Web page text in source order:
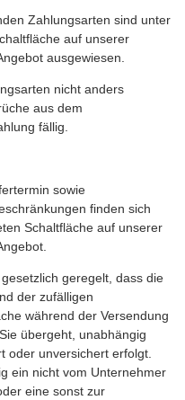
Zahlungsarten sind unter
auf unserer
ausgewiesen.
nicht anders
aus dem
fällig.
sowie
finden sich
Schaltfläche auf unserer
geregelt, dass die
der zufälligen
während der Versendung
übergeht, unabhängig
oder unversichert erfolgt.
ein nicht vom Unternehmer
eine sonst zur